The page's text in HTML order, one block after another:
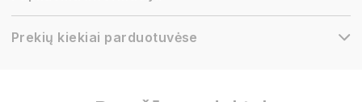
Prekių kiekiai parduotuvėse